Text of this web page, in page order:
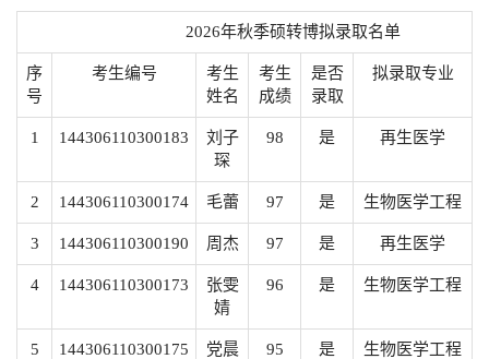
2026年秋季硕转博拟录取名单
序
号
考生编号
考生
姓名
考生
成绩
是否
录取
拟录取专业
1 144306110300183
刘子
琛
98 是 再生医学
2 144306110300174 毛蕾 97 是 生物医学工程
3 144306110300190 周杰 97 是 再生医学
4 144306110300173
张雯
婧
96 是 生物医学工程
5 144306110300175
党晨
95 是 生物医学工程